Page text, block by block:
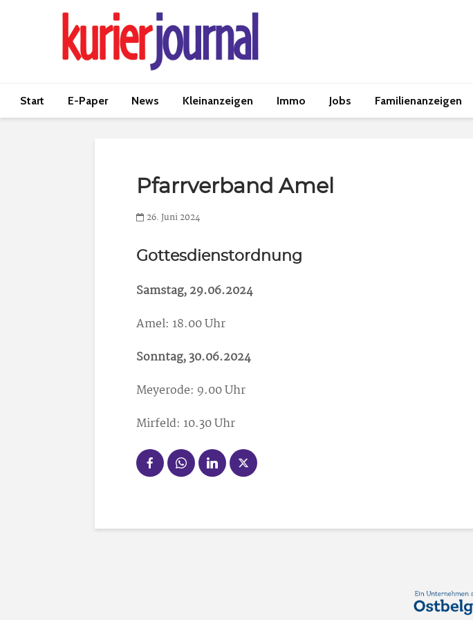
Start E-Paper News Kleinanzeigen Immo Jobs Familienanzeigen
Pfarrverband Amel
26. Juni 2024
Gottesdienstordnung
Samstag, 29.06.2024
Amel: 18.00 Uhr
Sonntag, 30.06.2024
Meyerode: 9.00 Uhr
Mirfeld: 10.30 Uhr